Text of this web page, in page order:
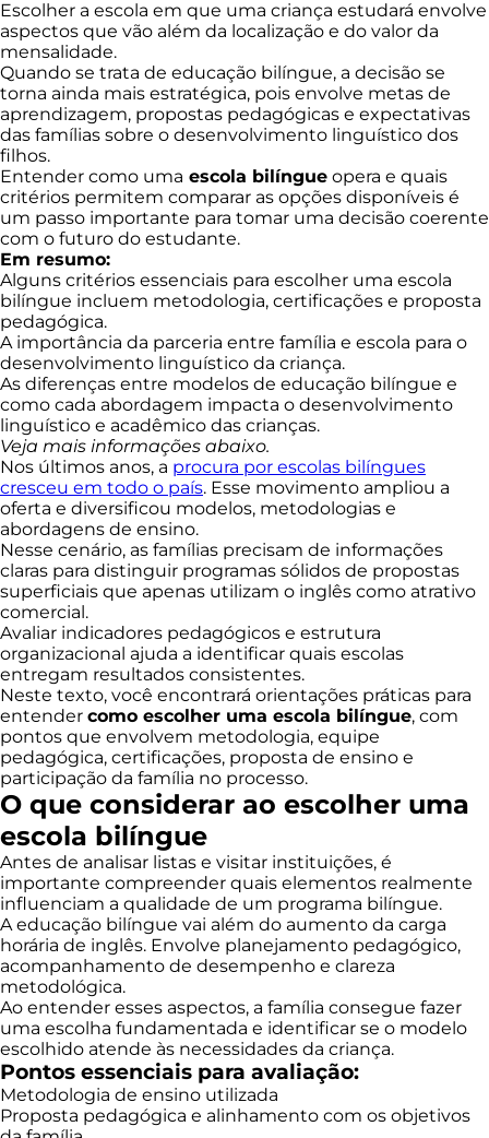
Escolher a escola em que uma criança estudará envolve
aspectos que vão além da localização e do valor da
mensalidade.
Quando se trata de educação bilíngue, a decisão se
torna ainda mais estratégica, pois envolve metas de
aprendizagem, propostas pedagógicas e expectativas
das famílias sobre o desenvolvimento linguístico dos
filhos.
Entender como uma escola bilíngue opera e quais
critérios permitem comparar as opções disponíveis é
um passo importante para tomar uma decisão coerente
com o futuro do estudante.
Em resumo:
Alguns critérios essenciais para escolher uma escola
bilíngue incluem metodologia, certificações e proposta
pedagógica.
A importância da parceria entre família e escola para o
desenvolvimento linguístico da criança.
As diferenças entre modelos de educação bilíngue e
como cada abordagem impacta o desenvolvimento
linguístico e acadêmico das crianças.
Veja mais informações abaixo.
Nos últimos anos, a procura por escolas bilíngues
cresceu em todo o país. Esse movimento ampliou a
oferta e diversificou modelos, metodologias e
abordagens de ensino.
Nesse cenário, as famílias precisam de informações
claras para distinguir programas sólidos de propostas
superficiais que apenas utilizam o inglês como atrativo
comercial.
Avaliar indicadores pedagógicos e estrutura
organizacional ajuda a identificar quais escolas
entregam resultados consistentes.
Neste texto, você encontrará orientações práticas para
entender como escolher uma escola bilíngue, com
pontos que envolvem metodologia, equipe
pedagógica, certificações, proposta de ensino e
participação da família no processo.
O que considerar ao escolher uma
escola bilíngue
Antes de analisar listas e visitar instituições, é
importante compreender quais elementos realmente
influenciam a qualidade de um programa bilíngue.
A educação bilíngue vai além do aumento da carga
horária de inglês. Envolve planejamento pedagógico,
acompanhamento de desempenho e clareza
metodológica.
Ao entender esses aspectos, a família consegue fazer
uma escolha fundamentada e identificar se o modelo
escolhido atende às necessidades da criança.
Pontos essenciais para avaliação:
Metodologia de ensino utilizada
Proposta pedagógica e alinhamento com os objetivos